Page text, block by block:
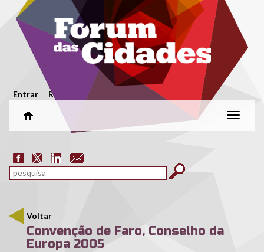
Passar para o conteúdo principal
Menu secundário
Entrar Registar
Alterar
Formulário de pesquisa
pesquisar
Voltar
Convenção de Faro, Conselho da
Europa 2005